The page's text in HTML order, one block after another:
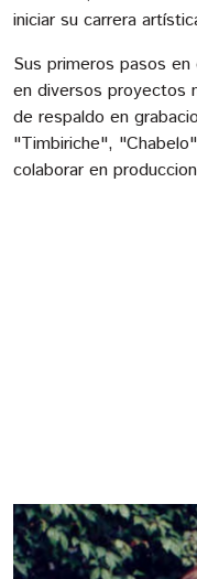
iniciar su carrera
Sus primeros pasos
en diversos proyectos
de respaldo en
"Timbiriche",
colaborar en